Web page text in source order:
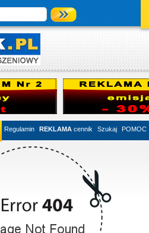
Regulamin REKLAMA cennik Szukaj POMOC